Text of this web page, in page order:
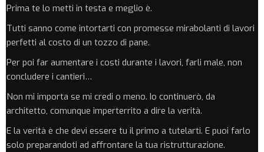
Prima te lo metti in testa e meglio è.
Tutti sanno come intortarti con promesse mirabolanti di lavori
perfetti al costo di un tozzo di pane.
Per poi far aumentare i costi durante i lavori, farli male, non
concludere i cantieri…
Non mi importa se mi credi o meno. Io continuerò, da
architetto, comunque imperterrito a dire la verità.
E la verità è che devi essere tu il primo a tutelarti. E puoi farlo
solo preparandoti ad affrontare la tua ristrutturazione.